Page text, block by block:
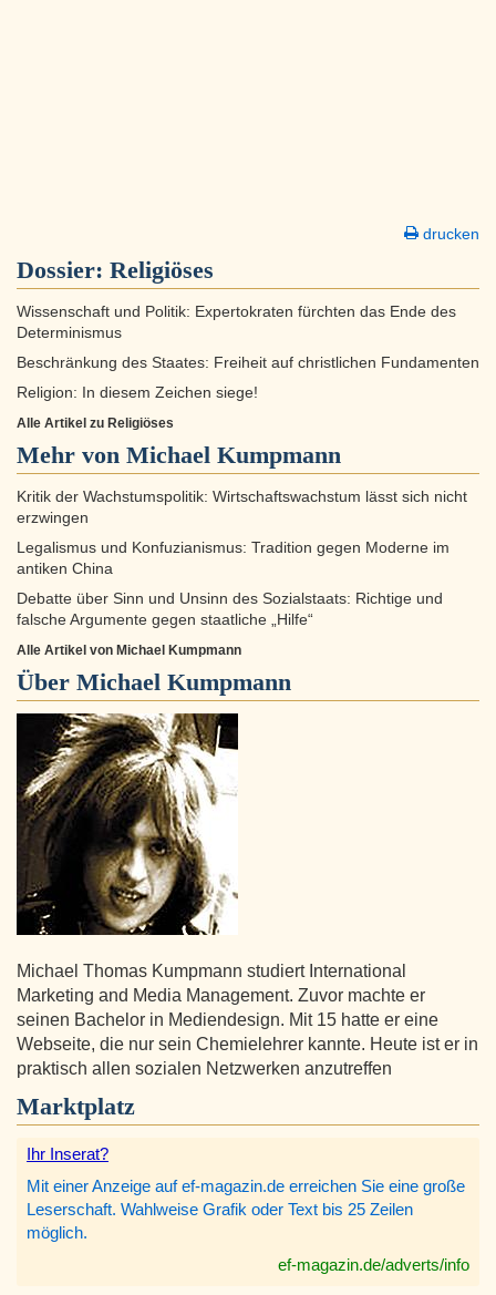
drucken
Dossier: Religiöses
Wissenschaft und Politik: Expertokraten fürchten das Ende des
Determinismus
Beschränkung des Staates: Freiheit auf christlichen Fundamenten
Religion: In diesem Zeichen siege!
Alle Artikel zu Religiöses
Mehr von Michael Kumpmann
Kritik der Wachstumspolitik: Wirtschaftswachstum lässt sich nicht
erzwingen
Legalismus und Konfuzianismus: Tradition gegen Moderne im
antiken China
Debatte über Sinn und Unsinn des Sozialstaats: Richtige und
falsche Argumente gegen staatliche „Hilfe“
Alle Artikel von Michael Kumpmann
Über Michael Kumpmann
Michael Thomas Kumpmann studiert International
Marketing and Media Management. Zuvor machte er
seinen Bachelor in Mediendesign. Mit 15 hatte er eine
Webseite, die nur sein Chemielehrer kannte. Heute ist er in
praktisch allen sozialen Netzwerken anzutreffen
Marktplatz
Ihr Inserat?
Mit einer Anzeige auf ef-magazin.de erreichen Sie eine große
Leserschaft. Wahlweise Grafik oder Text bis 25 Zeilen
möglich.
ef-magazin.de/adverts/info